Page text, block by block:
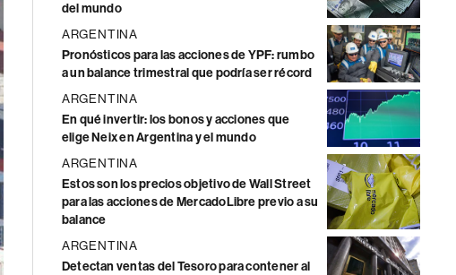
del mundo
ARGENTINA
Pronósticos para las acciones de YPF: rumbo
a un balance trimestral que podría ser récord
ARGENTINA
En qué invertir: los bonos y acciones que
elige Neix en Argentina y el mundo
ARGENTINA
Estos son los precios objetivo de Wall Street
para las acciones de MercadoLibre previo a su
balance
ARGENTINA
Detectan ventas del Tesoro para contener al